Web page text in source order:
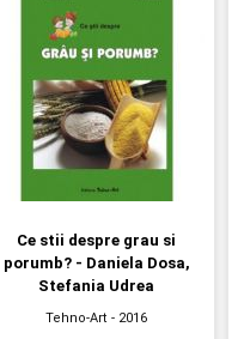
Ce stii despre grau si
porumb? - Daniela Dosa,
Stefania Udrea
Tehno-Art - 2016